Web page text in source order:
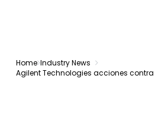
Home Industry News
Agilent Technologies acciones contra